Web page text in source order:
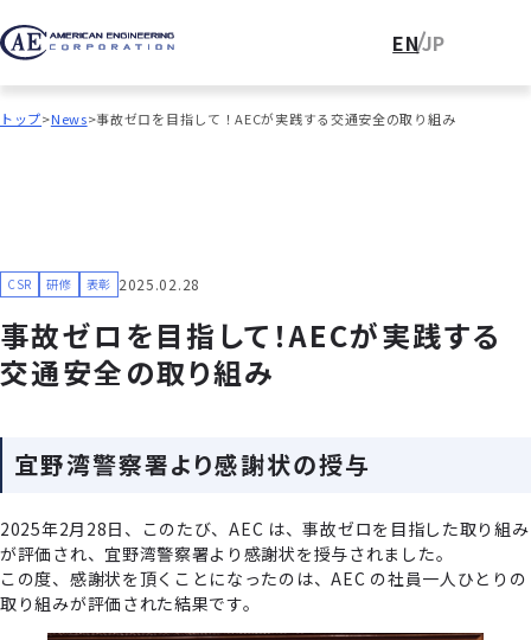
ENJP
トップ News 事故ゼロを⽬指して！AECが実践する交通安全の取り組み
CSR 研修 表彰 2025.02.28
事故ゼロを⽬指して！AECが実践する
交通安全の取り組み
宜野湾警察署より感謝状の授与
2025年2月28日、このたび、AEC は、事故ゼロを⽬指した取り組み
が評価され、宜野湾警察署より感謝状を授与されました。
この度、感謝状を頂くことになったのは、AEC の社員⼀⼈ひとりの
取り組みが評価された結果です。